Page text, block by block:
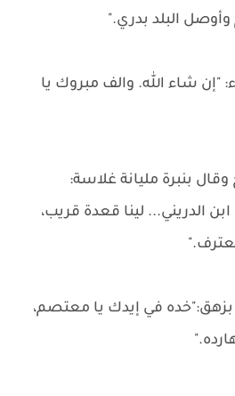
البلد بدري."
"إن شاء الله. والف مبروك يا
بنبرة مليانة غلاسة:
الدريني... لينا قعدة قريب،
في إيدك يا معتصم،